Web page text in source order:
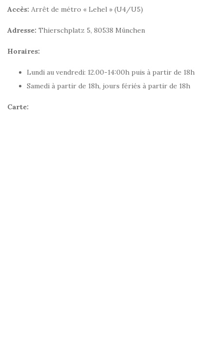
Accès: Arrêt de métro « Lehel » (U4/U5)
Adresse: Thierschplatz 5, 80538 München
Horaires:
Lundi au vendredi: 12.00-14:00h puis à partir de 18h
Samedi à partir de 18h, jours fériés à partir de 18h
Carte: